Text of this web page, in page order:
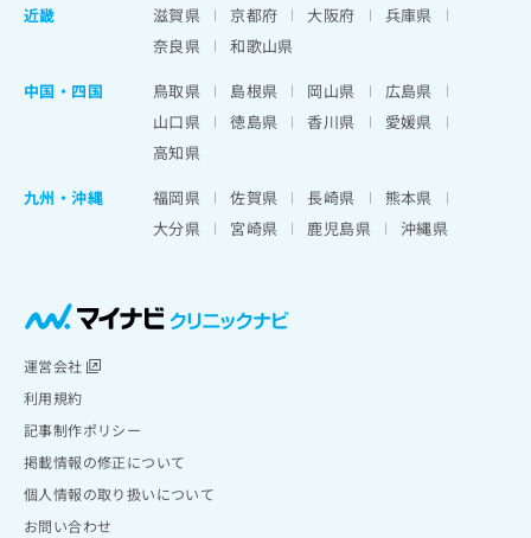
近畿
滋賀県 京都府 大阪府
兵庫県
奈良県
和歌山県
中国・四国
鳥取県 島根県 岡山県
広島県
山口県
徳島県 香川県
愛媛県
高知県
九州・沖縄
福岡県 佐賀県 長崎県
熊本県
大分県
宮崎県 鹿児島県 沖縄県
運営会社
利用規約
記事制作ポリシー
掲載情報の修正について
個人情報の取り扱いについて
お問い合わせ